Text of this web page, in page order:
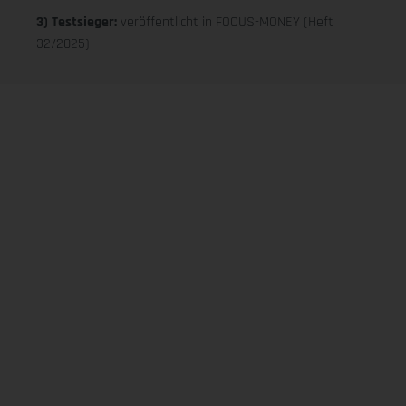
3) Testsieger: veröffentlicht in FOCUS-MONEY (Heft
32/2025)